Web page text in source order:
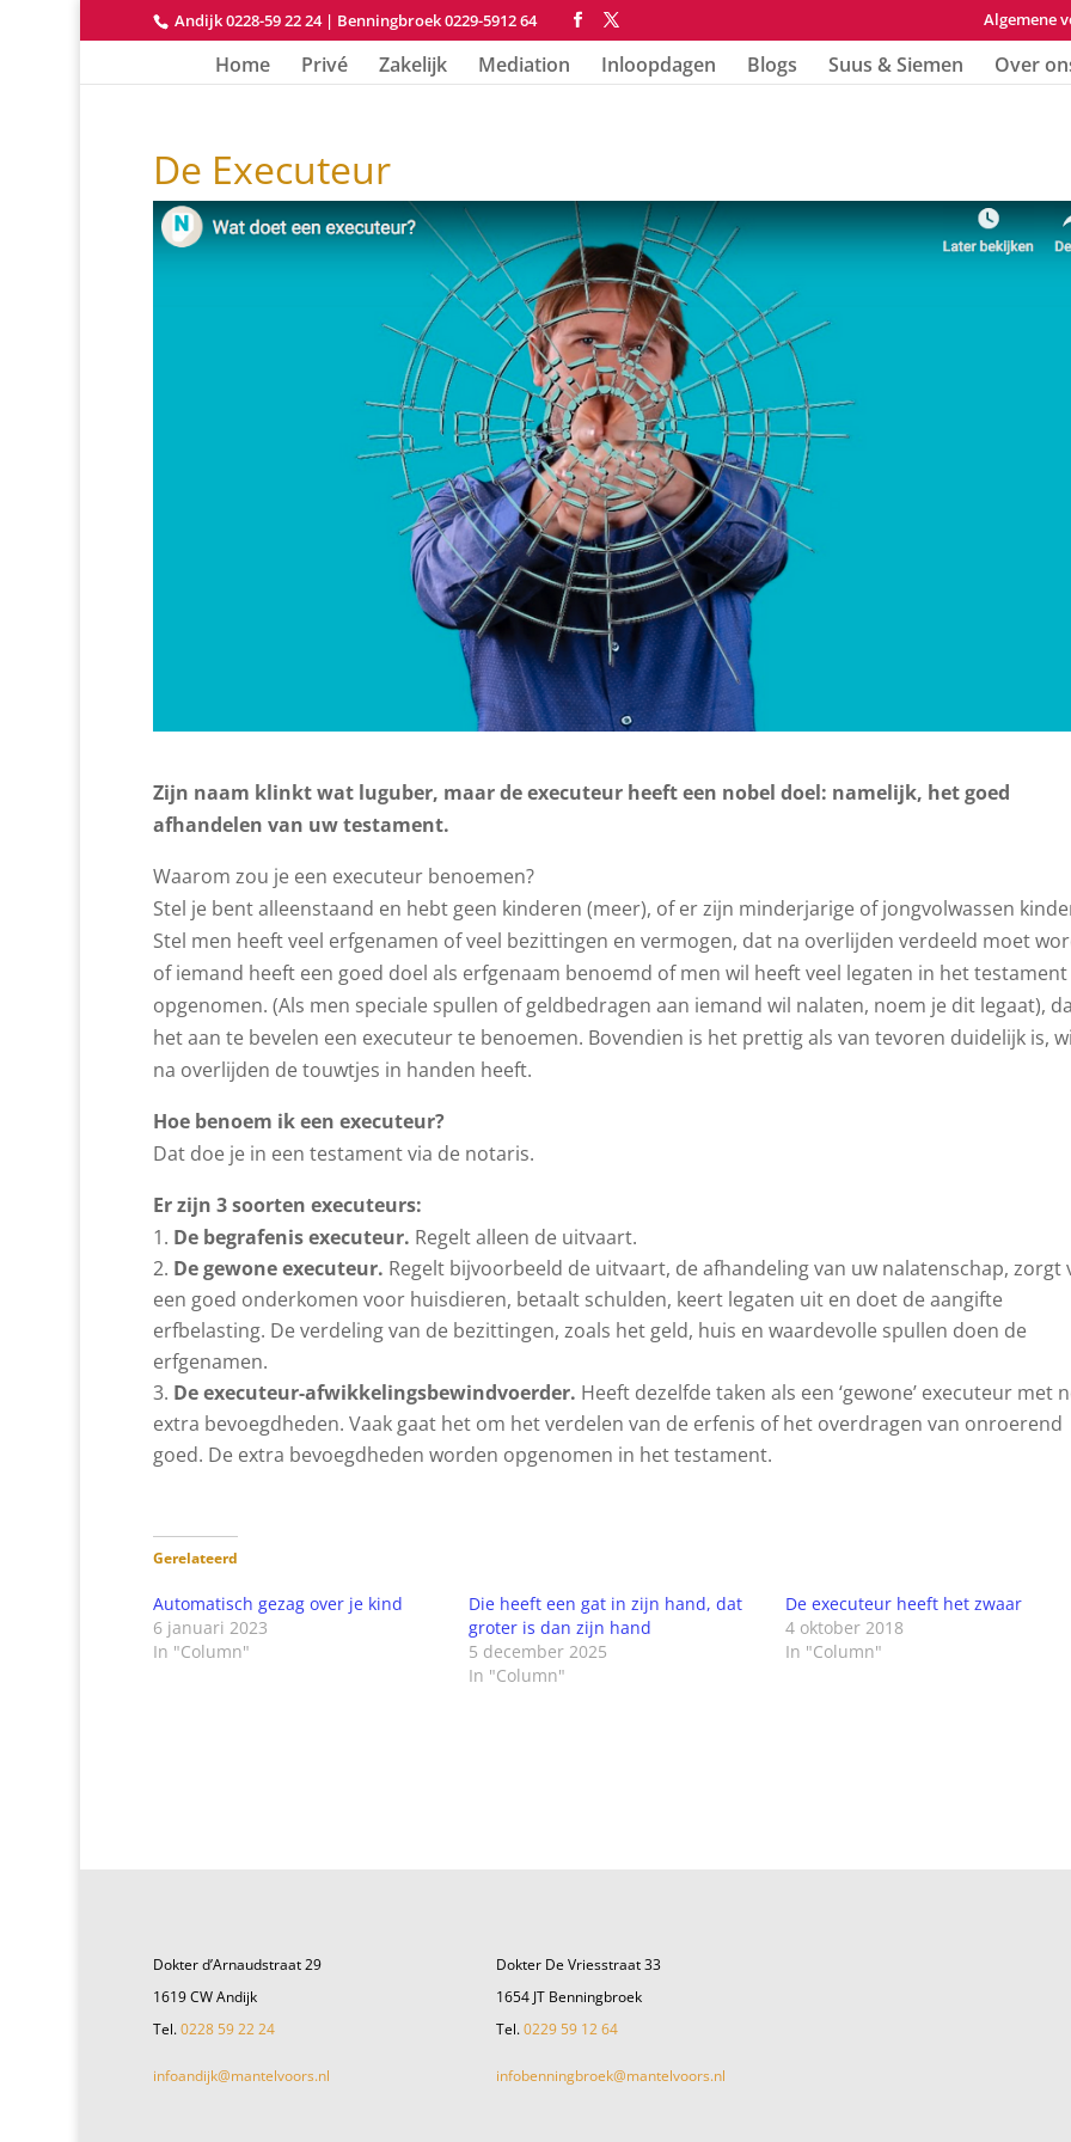
Andijk 0228-59 22 24| Benningbroek 0229-5912 64 Algemene
Home Privé Zakelijk Mediation Inloopdagen Blogs Suus & Siemen Over
De Executeur
Zijn naam klinkt wat luguber, maar de executeur heeft een nobel doel: namelijk, het goed
afhandelen van uw testament.
Waarom zou je een executeur benoemen?
Stel je bent alleenstaand en hebt geen kinderen (meer), of er zijn minderjarige of jongvolwassen
Stel men heeft veel erfgenamen of veel bezittingen en vermogen, dat na overlijden verdeeld moet
of iemand heeft een goed doel als erfgenaam benoemd of men wil heeft veel legaten in het testament
opgenomen. (Als men speciale spullen of geldbedragen aan iemand wil nalaten, noem je dit legaat),
het aan te bevelen een executeur te benoemen. Bovendien is het prettig als van tevoren duidelijk is,
na overlijden de touwtjes in handen heeft.
Hoe benoem ik een executeur?
Dat doe je in een testament via de notaris.
Er zijn 3 soorten executeurs:
De begrafenis executeur. Regelt alleen de uitvaart.
De gewone executeur. Regelt bijvoorbeeld de uitvaart, de afhandeling van uw nalatenschap, zorgt
een goed onderkomen voor huisdieren, betaalt schulden, keert legaten uit en doet de aangifte
erfbelasting. De verdeling van de bezittingen, zoals het geld, huis en waardevolle spullen doen de
erfgenamen.
De executeur-afwikkelingsbewindvoerder. Heeft dezelfde taken als een ‘gewone’ executeur met
extra bevoegdheden. Vaak gaat het om het verdelen van de erfenis of het overdragen van onroerend
goed. De extra bevoegdheden worden opgenomen in het testament.
Gerelateerd
Automatisch gezag over je kind
6 januari 2023
In "Column"
Die heeft een gat in zijn hand, dat
groter is dan zijn hand
5 december 2025
In "Column"
De executeur heeft het zwaar
4 oktober 2018
In "Column"
Dokter d’Arnaudstraat 29
1619 CW Andijk
Tel.0228 59 22 24
infoandijk@mantelvoors.nl
Dokter De Vriesstraat 33
1654 JT Benningbroek
Tel.0229 59 12 64
infobenningbroek@mantelvoors.nl